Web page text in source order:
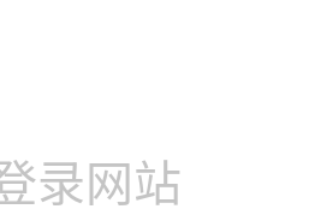
录网站